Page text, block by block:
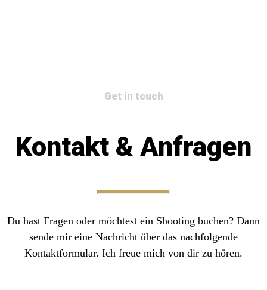
Get in touch
Kontakt & Anfragen
Du hast Fragen oder möchtest ein Shooting buchen? Dann
sende mir eine Nachricht über das nachfolgende
Kontaktformular. Ich freue mich von dir zu hören.